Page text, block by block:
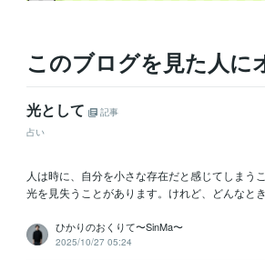
このブログを見た人に
光として
記事
占い
人は時に、自分を小さな存在だと感じてしま
光を見失うことがあります。けれど、どんなと
ひかりのおくりて〜SinMa〜
2025/10/27 05:24